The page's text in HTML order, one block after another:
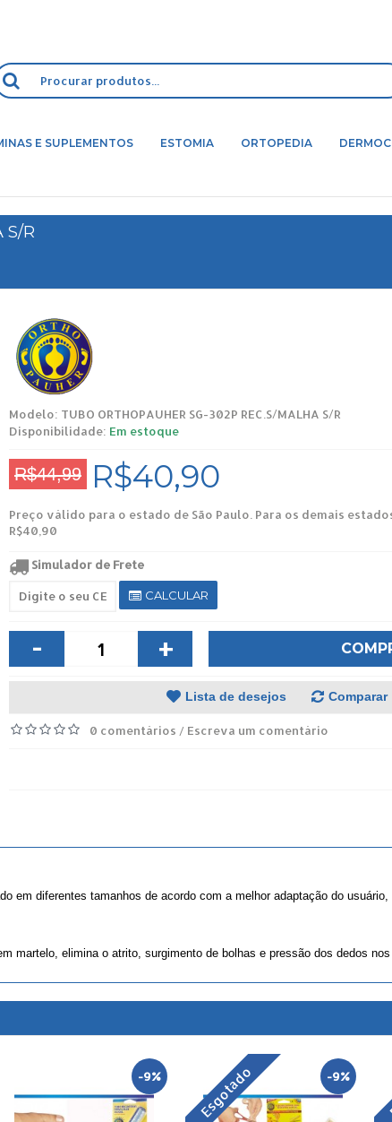
E SUPLEMENTOS ESTOMIA ORTOPEDIA
S/R
Modelo: TUBO ORTHOPAUHER SG-302P REC.S/MALHA S/R
Disponibilidade: Em estoque
R$44,99 R$40,90
Preço válido para o estado de São Paulo. Para os demais
R$40,90
Simulador de Frete
CALCULAR
- +
Lista de desejos Comparar
0 comentários / Escreva um comentário
em diferentes tamanhos de acordo com a melhor adaptação do
martelo, elimina o atrito, surgimento de bolhas e pressão dos dedos
-9% -9%
Esgotado